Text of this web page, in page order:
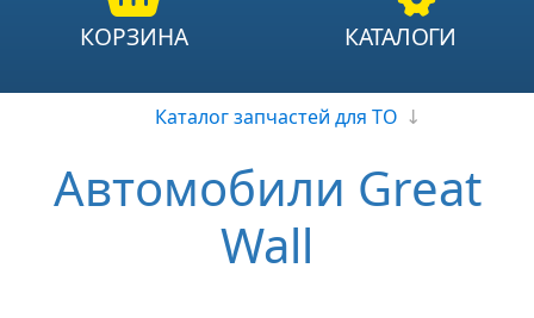
КОРЗИНА КАТАЛОГИ
Каталог запчастей для ТО ↓
Автомобили Great
Wall